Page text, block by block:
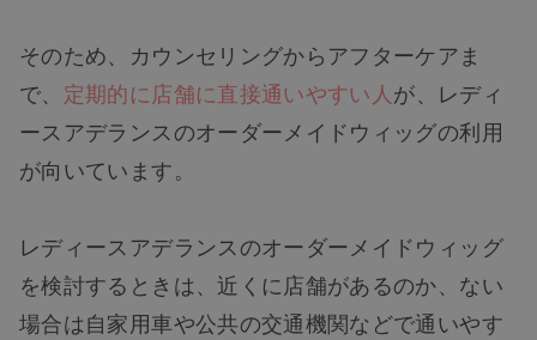
そのため、カウンセリングからアフターケアま
で、 定期的に店舗に直接通いやすい人が、レディ
ースアデランスのオーダーメイドウィッグの利用
が向いています。
レディースアデランスのオーダーメイドウィッグ
を検討するときは、近くに店舗があるのか、ない
場合は自家用車や公共の交通機関などで通いやす